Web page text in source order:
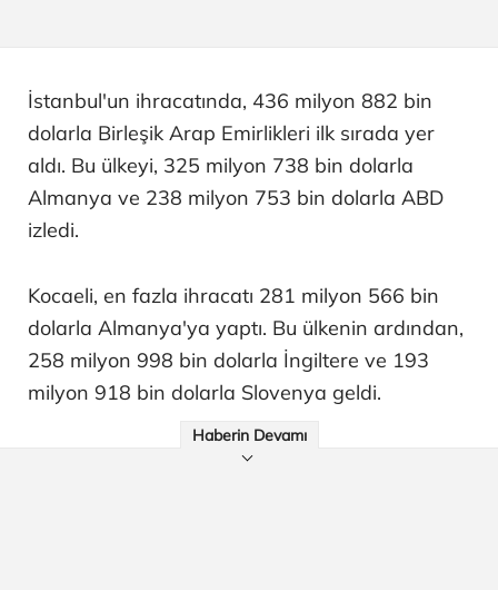
İstanbul'un ihracatında, 436 milyon 882 bin
dolarla Birleşik Arap Emirlikleri ilk sırada yer
aldı. Bu ülkeyi, 325 milyon 738 bin dolarla
Almanya ve 238 milyon 753 bin dolarla ABD
izledi.
Kocaeli, en fazla ihracatı 281 milyon 566 bin
dolarla Almanya'ya yaptı. Bu ülkenin ardından,
258 milyon 998 bin dolarla İngiltere ve 193
milyon 918 bin dolarla Slovenya geldi.
Haberin Devamı